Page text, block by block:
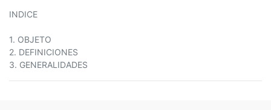
INDICE
1. OBJETO
2. DEFINICIONES
3. GENERALIDADES